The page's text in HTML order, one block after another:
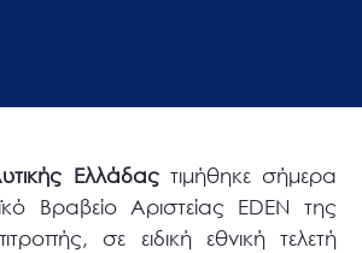
Ελλάδαςτιμήθηκε σήμερα
Βραβείο Αριστείας EDEN της
σε ειδική εθνική τελετή